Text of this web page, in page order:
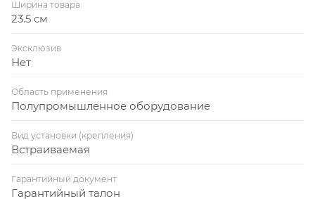
Ширина товара
23.5 см
Эксклюзив
Нет
Область применения
Полупромышленное оборудование
Вид установки (крепления)
Встраиваемая
Гарантийный документ
Гарантийный талон